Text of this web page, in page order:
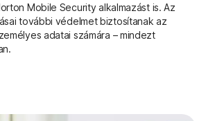
Mobile Security alkalmazást is. Az
további védelmet biztosítanak az
adatai számára – mindezt